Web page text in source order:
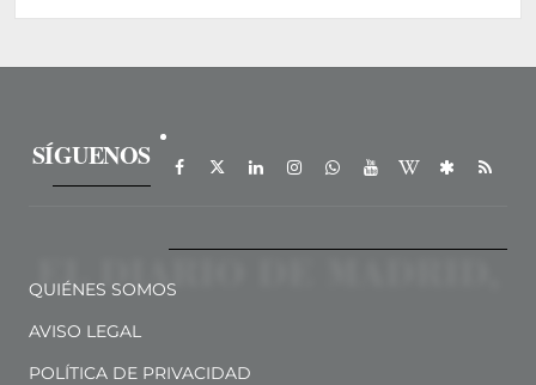
SÍGUENOS
QUIÉNES SOMOS
AVISO LEGAL
POLÍTICA DE PRIVACIDAD